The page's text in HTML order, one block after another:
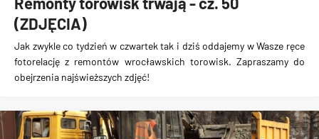
(ZDJĘCIA)
Jak zwykle co tydzień w czwartek tak i dziś oddajemy w Wasze ręce
fotorelację z remontów wrocławskich torowisk. Zapraszamy do
obejrzenia najświeższych zdjęć!